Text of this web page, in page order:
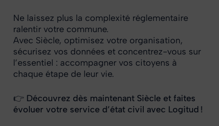
Ne laissez plus la complexité réglementaire
ralentir votre commune.
Avec Siècle, optimisez votre organisation,
sécurisez vos données et concentrez-vous sur
l’essentiel : accompagner vos citoyens à
chaque étape de leur vie.
👉 Découvrez dès maintenant Siècle et faites
évoluer votre service d’état civil avec Logitud !